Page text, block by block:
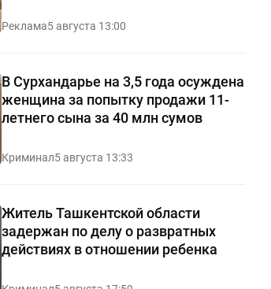
Реклама5 августа 13:00
В Сурхандарье на 3,5 года осуждена
женщина за попытку продажи 11-
летнего сына за 40 млн сумов
Криминал5 августа 13:33
Житель Ташкентской области
задержан по делу о развратных
действиях в отношении ребенка